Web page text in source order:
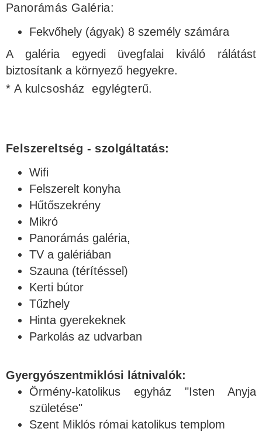
Panorámás Galéria:
Fekvőhely (ágyak) 8 személy számára
A galéria egyedi üvegfalai kiváló rálátást
biztosítank a környező hegyekre.
* A kulcsosház egylégterű.
Felszereltség - szolgáltatás:
Wifi
Felszerelt konyha
Hűtőszekrény
Mikró
Panorámás galéria,
TV a galériában
Szauna (térítéssel)
Kerti bútor
Tűzhely
Hinta gyerekeknek
Parkolás az udvarban
Gyergyószentmiklósi látnivalók:
Örmény-katolikus egyház "Isten Anyja
születése"
Szent Miklós római katolikus templom